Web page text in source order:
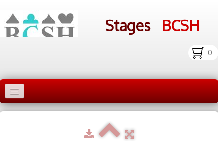
Stages BCSH
0
Accueil Stages